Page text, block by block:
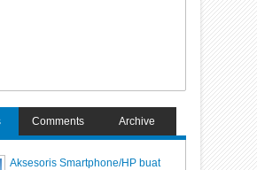
Comments Archive
Aksesoris Smartphone/HP buat